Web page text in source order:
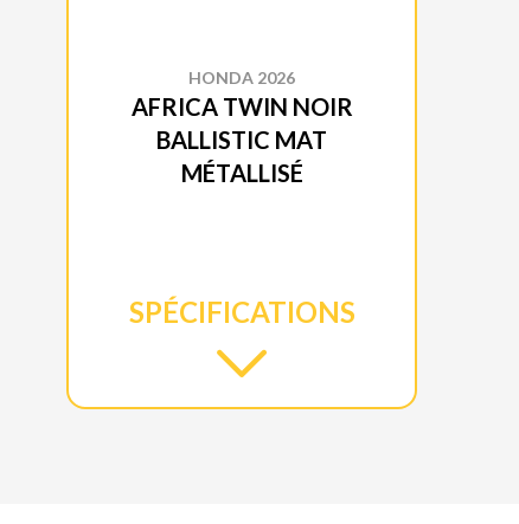
HONDA 2026
AFRICA TWIN NOIR
BALLISTIC MAT
MÉTALLISÉ
SPÉCIFICATIONS